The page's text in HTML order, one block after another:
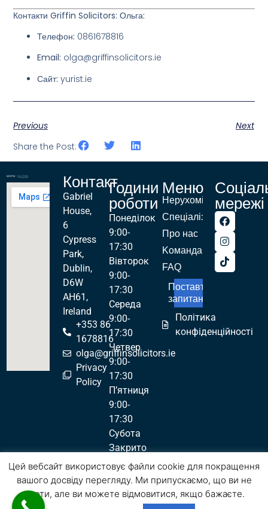
Контакти Griffin Solicitors: Ольга:
Телефон: 0861678816
Email: olga@griffinsolicitors.ie
Сайт: yurist.ie
Previous
Next
Share the Post:
Контакт
Gabriel
House,
6
Cypress
Park,
Dublin,
D6W
AH61,
Ireland
+353 86
1678816
olga@griffinsolicitors.ie
Privacy
Policy
Години
роботи
Понеділок
9:00-
17:30
Вівторок
9:00-
17:30
Середа
9:00-
17:30
Четвер
9:00-
17:30
П’ятниця
9:00-
17:30
Субота
Закрито
Неділя
Закрито
Меню
Нерухомість
Спеціалізації
Про нас
Kоманда
FAQ
Поставте
запитання!
Політика
конфіденційності
мережі
Цей вебсайт використовує файли cookie для покращення
вашого досвіду перегляду. Ми припускаємо, що ви не
проти, але ви можете відмовитися, якщо бажаєте.